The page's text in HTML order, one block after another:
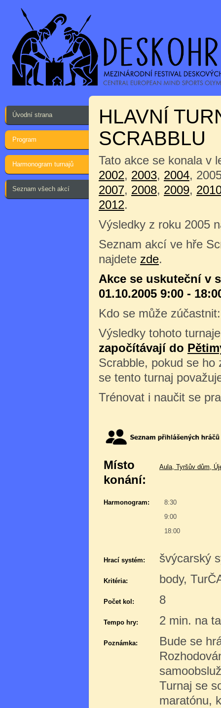
Úvodní strana
Program
Harmonogram turnajů
Seznam všech akcí
HLAVNÍ
SCRABBLU
Tato akce se konala v
2002, 2003, 2004,
2007, 2008, 2009,
2012.
Výsledky z roku 2005
Seznam akcí ve hře
najdete zde.
Akce se uskuteční v
01.10.2005 9:00 -
Kdo se může
Výsledky tohoto
započítávají do
Scrabble, pokud se
se tento turnaj
Trénovat i naučit se
Místo
konání:
Aula, Tyršův dům,
Harmonogram:
8:30
9:00
18:00
Hrací systém: švýcarský
Kritéria: body,
Počet kol: 8
Tempo hry: 2 min. na
Poznámka:
Bude se
Turnaj se
maratónu,